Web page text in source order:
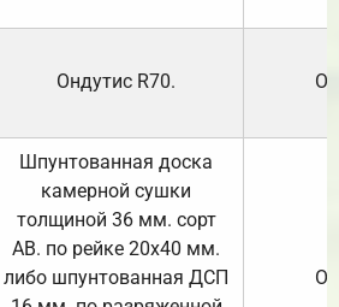
Ондутис R70.
Шпунтованная доска
камерной сушки
толщиной 36 мм. сорт
АВ. по рейке 20х40 мм.
либо шпунтованная ДСП